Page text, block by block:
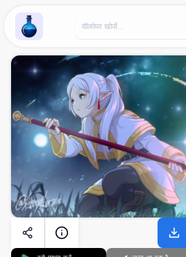
Wallpaper Alchemy